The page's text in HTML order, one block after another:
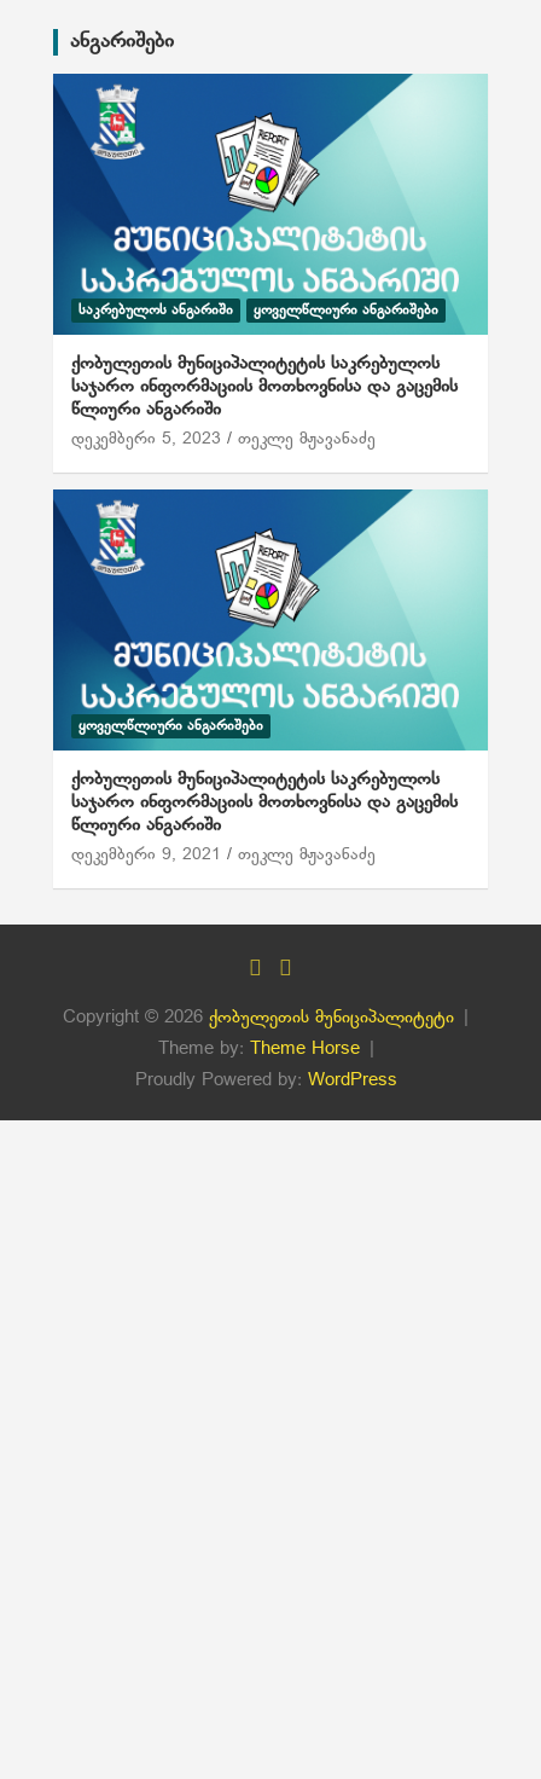
ანგარიშები
ᲡᲐᲙᲠᲔᲑᲣᲚᲝᲡ ᲐᲜᲒᲐᲠᲘᲨᲘ ᲧᲝᲕᲔᲚᲬᲚᲘᲣᲠᲘ ᲐᲜᲒᲐᲠᲘᲨᲔᲑᲘ
ქობულეთის მუნიციპალიტეტის საკრებულოს
საჯარო ინფორმაციის მოთხოვნისა და გაცემის
წლიური ანგარიში
დეკემბერი 5, 2023 თეკლე მჟავანაძე
ᲧᲝᲕᲔᲚᲬᲚᲘᲣᲠᲘ ᲐᲜᲒᲐᲠᲘᲨᲔᲑᲘ
ქობულეთის მუნიციპალიტეტის საკრებულოს
საჯარო ინფორმაციის მოთხოვნისა და გაცემის
წლიური ანგარიში
დეკემბერი 9, 2021 თეკლე მჟავანაძე
Copyright © 2026 ქობულეთის მუნიციპალიტეტი
Theme by: Theme Horse
Proudly Powered by: WordPress